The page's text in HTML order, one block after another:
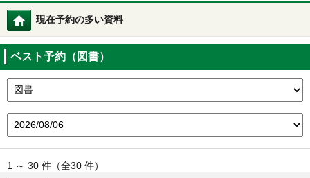
現在予約の多い資料
図書館トップ
ベスト予約（図書）
1 ～ 30 件（全30 件）